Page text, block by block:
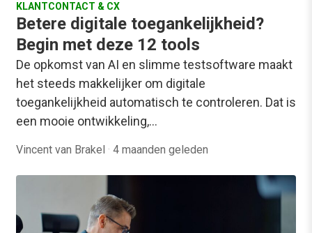
KLANTCONTACT & CX
Betere digitale toegankelijkheid?
Begin met deze 12 tools
De opkomst van AI en slimme testsoftware maakt
het steeds makkelijker om digitale
toegankelijkheid automatisch te controleren. Dat is
een mooie ontwikkeling,…
Vincent van Brakel · 4 maanden geleden